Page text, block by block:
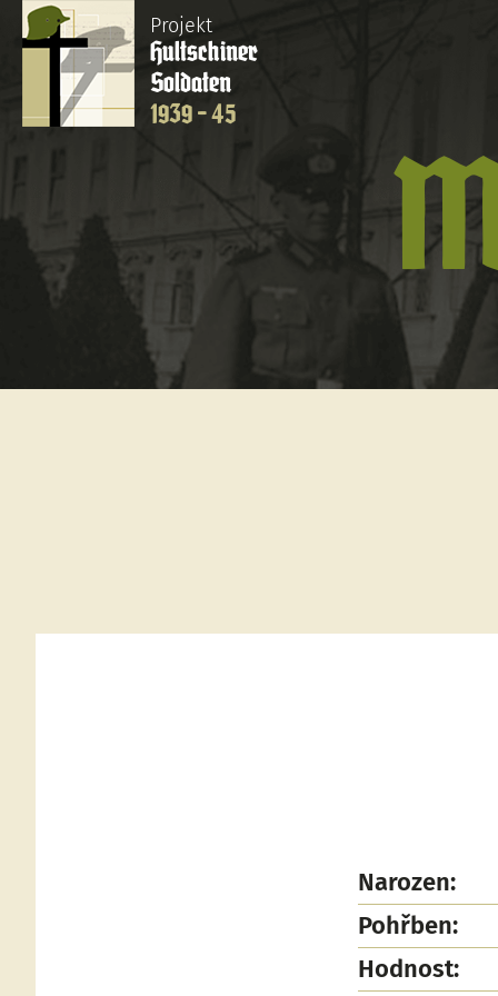
Projekt
Hultschiner
Soldaten
1939 - 45
Narozen:
Pohřben:
Hodnost: